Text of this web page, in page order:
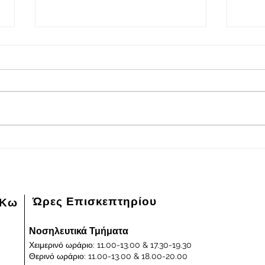
Πρόγραμμα εφημερευόντων
08/08/2026 και ημέρα Σάββατο
07/
Κω Ώρες Επισκεπτηρίου
Νοσηλευτικά Τμήματα
Χειμερινό ωράριο: 11.00-13.00 & 17.30-19.30
Θερινό ωράριο: 11.00-13.00 & 18.00-20.00